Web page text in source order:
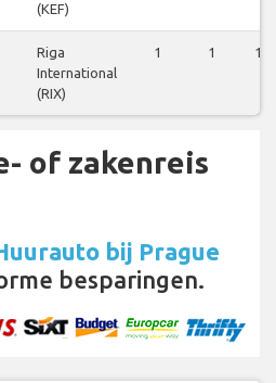
(KEF)
Riga
International
(RIX)
1 1 1
of zakenreis
bij Prague
besparingen.